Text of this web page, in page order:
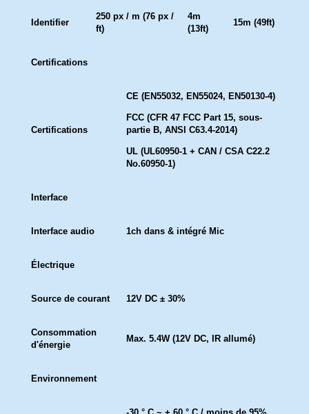
Identifier
250 px / m (76 px /
ft)
4m
(13ft)
15m (49ft)
Certifications
Certifications
CE (EN55032, EN55024, EN50130-4)
FCC (CFR 47 FCC Part 15, sous-
partie B, ANSI C63.4-2014)
UL (UL60950-1 + CAN / CSA C22.2
No.60950-1)
Interface
Interface audio 1ch dans & intégré Mic
Électrique
Source de courant 12V DC ± 30%
Consommation
d'énergie
Max. 5.4W (12V DC, IR allumé)
Environnement